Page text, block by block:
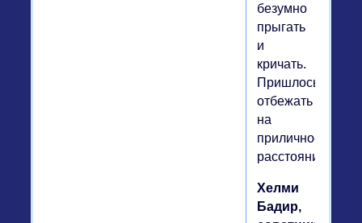
безумно
прыгать
и
кричать.
Пришлось
отбежать
на
приличное
расстояние.
Хелми
Бадир,